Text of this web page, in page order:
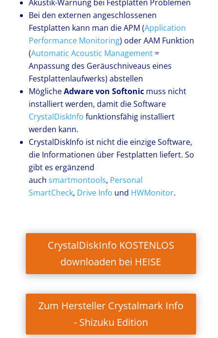
Akustik-Warnung bei Festplatten Problemen
Bei den externen angeschlossenen
Festplatten kann man die APM (Application
Performance Monitoring) oder AAM Funktion
(Automatic Acoustic Management=
Anpassung des Geräuschniveaus eines
Festplattenlaufwerks) abstellen
MöglicheAdware von Softonicmuss nicht
installiert werden, damit die Software
CrystalDiskInfo funktionsfähig installiert
werden kann.
CrystalDiskInfo ist nicht die einzige Software,
die Informationen über Festplatten liefert. So
gibt es ergänzend
auch smartmontools, Personal
SmartCheck, Drive Info und HWMonitor.
CrystalDiskInfo KOSTENLOS
downloaden bei HEISE
Zum Hersteller Crystalmark Info
- Shizuku Edition